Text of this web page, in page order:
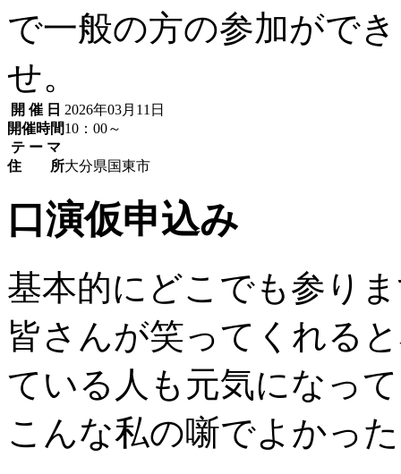
で一般の方の参加がで
せ。
開 催 日 2026年03月11日
開催時間10：00～
テ ー マ
住 所大分県国東市
口演仮申込み
基本的にどこでも参り
皆さんが笑ってくれる
ている人も元気になっ
こんな私の噺でよかっ